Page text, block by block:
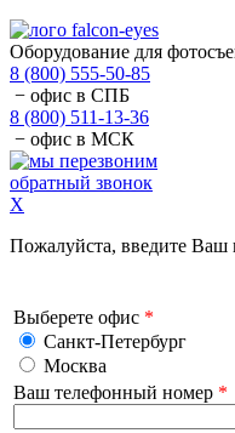
Оборудование для
8 (800) 555-50-85
− офис в СПБ
8 (800) 511-13-36
− офис в МСК
обратный звонок
X
Пожалуйста, введите
Выберете офис *
Санкт-Петербург
Москва
Ваш телефонный номер *